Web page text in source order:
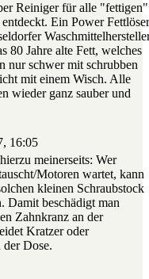
Reiniger für alle "fettigen"
Ein Power
80 Jahre alte Fett, welches
nur schwer mit schrubben
mit einem Wisch. Alle
wieder ganz sauber und
16:05
meinerseits: Wer
Motoren wartet, kann
kleinen Schraubstock
Damit beschädigt man
Zahnkranz an der
Kratzer oder
der Dose.